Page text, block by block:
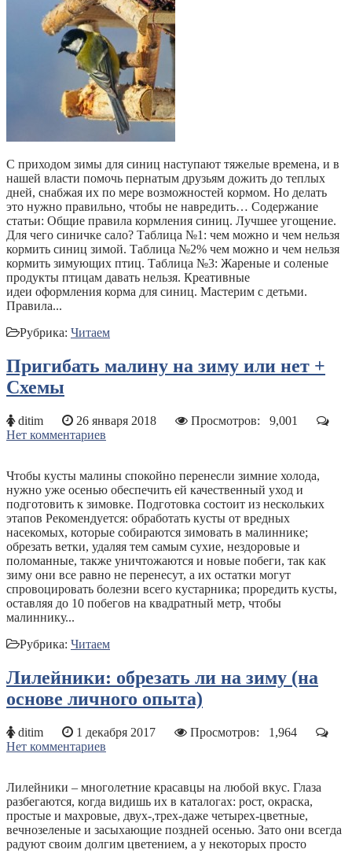
С приходом зимы для синиц наступают тяжелые времена, и в
нашей власти помочь пернатым друзьям дожить до теплых
дней, снабжая их по мере возможностей кормом. Но делать
это нужно правильно, чтобы не навредить… Содержание
статьи: Общие правила кормления синиц. Лучшее угощение.
Для чего синичке сало? Таблица №1: чем можно и чем нельзя
кормить синиц зимой. Таблица №2% чем можно и чем нельзя
кормить зимующих птиц. Таблица №3: Жареные и соленые
продукты птицам давать нельзя. Креативные
идеи оформления корма для синиц. Мастерим с детьми.
Правила...
Рубрика: Читаем
Пригибать малину на зиму или нет +
Схемы
ditim 26 января 2018 Просмотров: 9,001
Нет комментариев
Чтобы кусты малины спокойно перенесли зимние холода,
нужно уже осенью обеспечить ей качественный уход и
подготовить к зимовке. Подготовка состоит из нескольких
этапов Рекомендуется: обработать кусты от вредных
насекомых, которые собираются зимовать в малиннике;
обрезать ветки, удаляя тем самым сухие, нездоровые и
поломанные, также уничтожаются и новые побеги, так как
зиму они все равно не перенесут, а их остатки могут
спровоцировать болезни всего кустарника; проредить кусты,
оставляя до 10 побегов на квадратный метр, чтобы
малиннику...
Рубрика: Читаем
Лилейники: обрезать ли на зиму (на
основе личного опыта)
ditim 1 декабря 2017 Просмотров: 1,964
Нет комментариев
Лилейники – многолетние красавцы на любой вкус. Глаза
разбегаются, когда видишь их в каталогах: рост, окраска,
простые и махровые, двух-,трех-даже четырех-цветные,
вечнозеленые и засыхающие поздней осенью. Зато они всегда
радуют своим долгим цветением, а у некоторых просто